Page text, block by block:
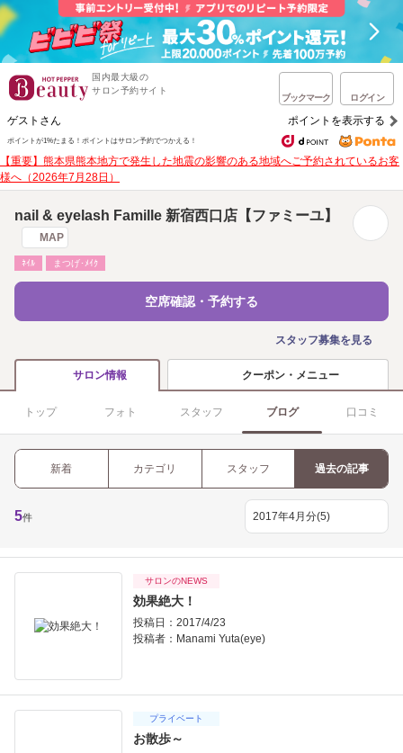
国内最大級の
サロン予約サイト
ブックマーク ログイン
ゲストさん ポイントを表示する
ポイントが1%たまる！ ポイントはサロン予約でつかえる！
【重要】熊本県熊本地方で発生した地震の影響のある地域へご予約されているお客
様へ（2026年7月28日）
nail & eyelash Famille 新宿西口店【ファミーユ】
MAP
ﾈｲﾙ まつげ･ﾒｲｸ
空席確認・予約する
スタッフ募集を見る
サロン情報 クーポン・メニュー
トップ フォト スタッフ ブログ 口コミ
新着 カテゴリ スタッフ 過去の記事
5件
サロンのNEWS
効果絶大！
投稿日：2017/4/23
投稿者： Manami Yuta(eye)
プライベート
お散歩～